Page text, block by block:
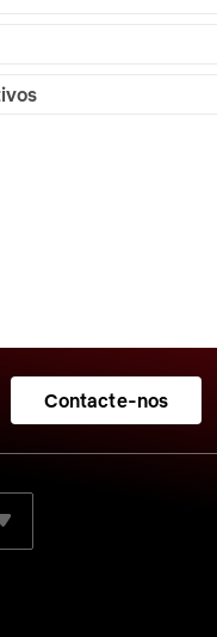
Contacte-nos